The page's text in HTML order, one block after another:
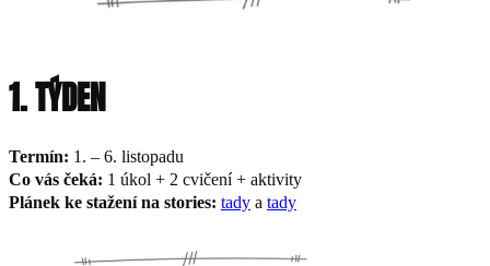
1. TÝDEN
Termín: 1. – 6. listopadu
Co vás čeká: 1 úkol + 2 cvičení + aktivity
Plánek ke stažení na stories: tady a tady